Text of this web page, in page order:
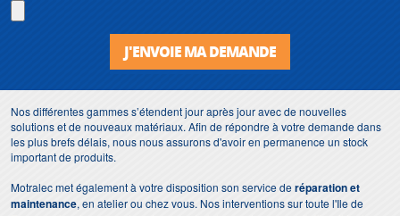
J'ENVOIE MA DEMANDE
Nos différentes gammes s’étendent jour après jour avec de nouvelles
solutions et de nouveaux matériaux. Afin de répondre à votre demande dans
les plus brefs délais, nous nous assurons d'avoir en permanence un stock
important de produits.
Motralec met également à votre disposition son service deréparation et
maintenance, en atelier ou chez vous. Nos interventions sur toute l'Ile de